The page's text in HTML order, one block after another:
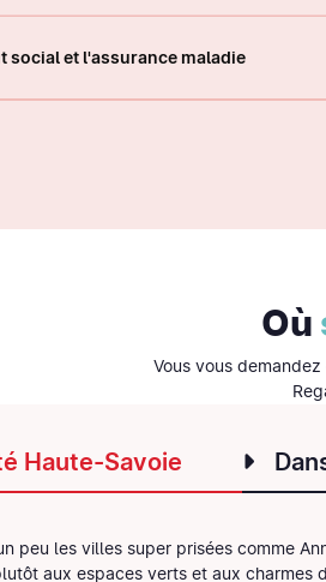
social et l'assurance maladie
Où
Vous vous
Haute-Savoie
peu les villes super prisées comme
aux espaces verts et aux charmes